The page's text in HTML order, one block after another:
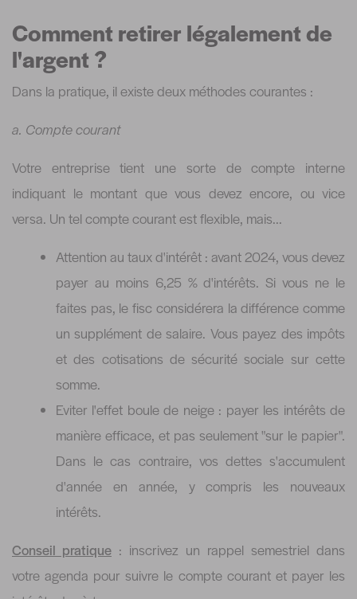
Comment retirer légalement de
l'argent ?
Dans la pratique, il existe deux méthodes courantes :
a. Compte courant
Votre entreprise tient une sorte de compte interne
indiquant le montant que vous devez encore, ou vice
versa. Un tel compte courant est flexible, mais...
Attention au taux d'intérêt : avant 2024, vous devez
payer au moins 6,25 % d'intérêts. Si vous ne le
faites pas, le fisc considérera la différence comme
un supplément de salaire. Vous payez des impôts
et des cotisations de sécurité sociale sur cette
somme.
Eviter l'effet boule de neige : payer les intérêts de
manière efficace, et pas seulement "sur le papier".
Dans le cas contraire, vos dettes s'accumulent
d'année en année, y compris les nouveaux
intérêts.
Conseil pratique : inscrivez un rappel semestriel dans
votre agenda pour suivre le compte courant et payer les